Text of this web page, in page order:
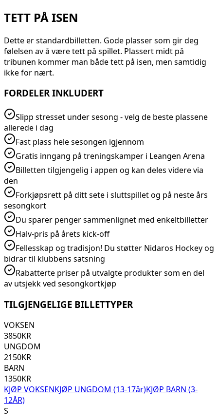
TETT PÅ ISEN
Dette er standardbilletten. Gode plasser som gir deg
følelsen av å være tett på spillet. Plassert midt på
tribunen kommer man både tett på isen, men samtidig
ikke for nært.
FORDELER INKLUDERT
Slipp stresset under sesong - velg de beste plassene
allerede i dag
Fast plass hele sesongen igjennom
Gratis inngang på treningskamper i Leangen Arena
Billetten tilgjengelig i appen og kan deles videre via
den
Forkjøpsrett på ditt sete i sluttspillet og på neste års
sesongkort
Du sparer penger sammenlignet med enkeltbilletter
Halv-pris på årets kick-off
Fellesskap og tradisjon! Du støtter Nidaros Hockey og
bidrar til klubbens satsning
Rabatterte priser på utvalgte produkter som en del
av utsjekk ved sesongkortkjøp
TILGJENGELIGE BILLETTYPER
VOKSEN
3850KR
UNGDOM
2150KR
BARN
1350KR
KJØP VOKSENKJØP UNGDOM (13-17år)KJØP BARN (3-
12ÅR)
S